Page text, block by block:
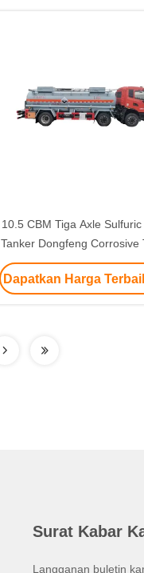
10.5 CBM Tiga Axle Sulfuric
Tanker Dongfeng Corrosive
Truck Total Berat
Dapatkan Harga
Surat Kabar
Langganan buletin